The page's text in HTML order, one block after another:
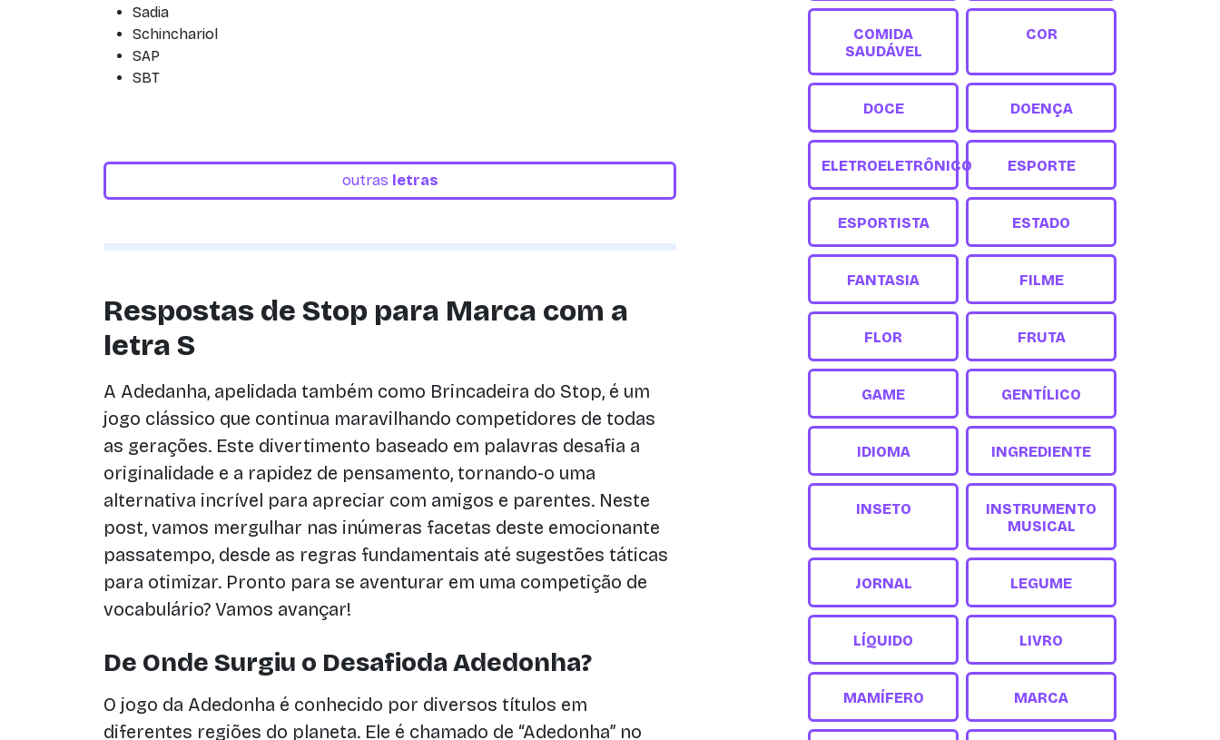
Sadia
Schinchariol
SAP
SBT
outras letras
Respostas de Stop para Marca com a
letra S
A Adedanha, apelidada também como Brincadeira do Stop, é um
jogo clássico que continua maravilhando competidores de todas
as gerações. Este divertimento baseado em palavras desafia a
originalidade e a rapidez de pensamento, tornando-o uma
alternativa incrível para apreciar com amigos e parentes. Neste
post, vamos mergulhar nas inúmeras facetas deste emocionante
passatempo, desde as regras fundamentais até sugestões táticas
para otimizar. Pronto para se aventurar em uma competição de
vocabulário? Vamos avançar!
De Onde Surgiu o Desafioda Adedonha?
O jogo da Adedonha é conhecido por diversos títulos em
diferentes regiões do planeta. Ele é chamado de “Adedonha” no
COMIDA
SAUDÁVEL
COR
DOCE DOENÇA
ELETROELETRÔNICO ESPORTE
ESPORTISTA ESTADO
FANTASIA FILME
FLOR FRUTA
GAME GENTÍLICO
IDIOMA INGREDIENTE
INSETO
INSTRUMENTO
MUSICAL
JORNAL LEGUME
LÍQUIDO LIVRO
MAMÍFERO MARCA